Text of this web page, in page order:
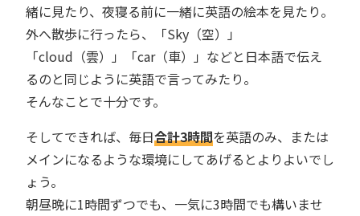
緒に見たり、夜寝る前に一緒に英語の絵本を見たり。
外へ散歩に行ったら、「Sky（空）」
「cloud（雲）」「car（車）」などと日本語で伝え
るのと同じように英語で言ってみたり。
そんなことで十分です。
そしてできれば、毎日合計3時間を英語のみ、または
メインになるような環境にしてあげるとよりよいでし
ょう。
朝昼晩に1時間ずつでも、一気に3時間でも構いませ